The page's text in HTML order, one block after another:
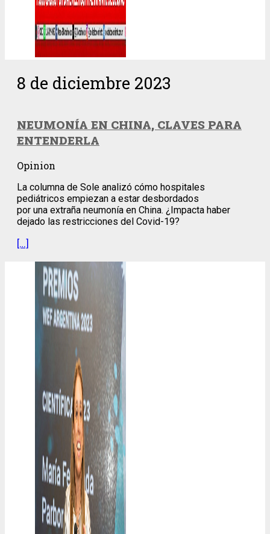
8 de diciembre 2023
NEUMONÍA EN CHINA, CLAVES PARA
ENTENDERLA
Opinion
La columna de Sole analizó cómo hospitales
pediátricos empiezan a estar desbordados
por una extraña neumonía en China. ¿Impacta haber
dejado las restricciones del Covid-19?
[…]